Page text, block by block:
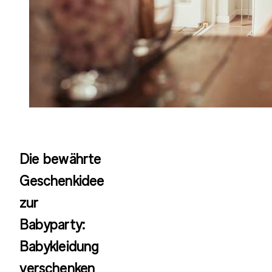
Die bewährte
Geschenkidee
zur
Babyparty:
Ba­by­klei­dung
verschen­ken